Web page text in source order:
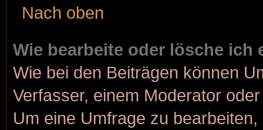
Nach oben
Wie bearbeite oder lösche ich
Wie bei den Beiträgen können
Verfasser, einem Moderator
Um eine Umfrage zu